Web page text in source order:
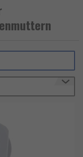
zur
eines
werden